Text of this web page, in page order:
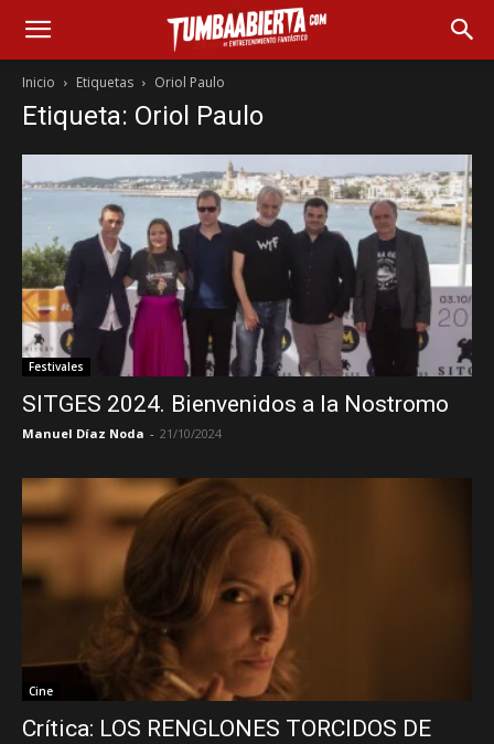
Inicio Etiquetas Oriol Paulo
Etiqueta: Oriol Paulo
Festivales
SITGES 2024. Bienvenidos a la Nostromo
Manuel Díaz Noda - 21/10/2024
Cine
Crítica: LOS RENGLONES TORCIDOS DE